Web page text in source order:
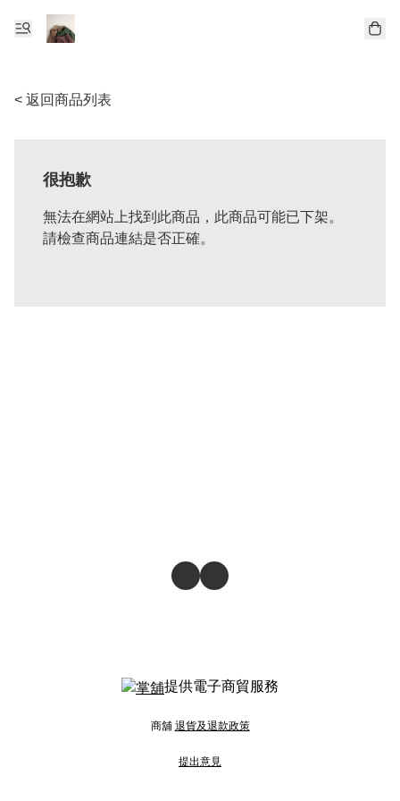
< 返回商品列表
很抱歉
無法在網站上找到此商品，此商品可能已下架。
請檢查商品連結是否正確。
提供電子商貿服務
商舖 退貨及退款政策
提出意見